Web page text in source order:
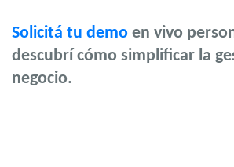
Solicitá tu demo en vivo
descubrí cómo simplificar la
negocio.